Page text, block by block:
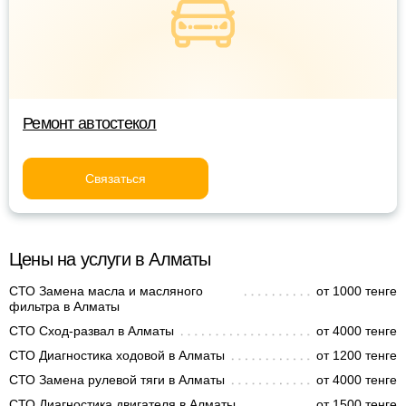
Ремонт автостекол
Связаться
Цены на услуги в Алматы
СТО Замена масла и масляного
фильтра в Алматы
от 1000 тенге
СТО Сход-развал в Алматы
от 4000 тенге
СТО Диагностика ходовой в Алматы
от 1200 тенге
СТО Замена рулевой тяги в Алматы
от 4000 тенге